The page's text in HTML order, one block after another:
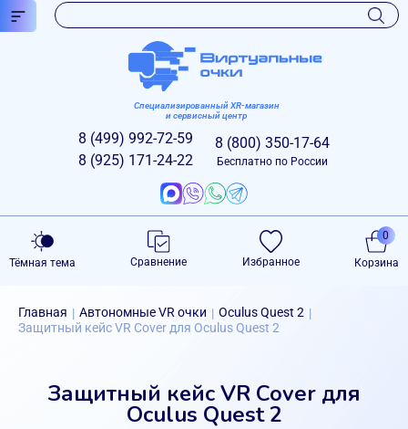
Специализированный XR-магазин
и сервисный центр
8 (499) 992-72-59
8 (925) 171-24-22
8 (800) 350-17-64
Бесплатно по России
Тёмная тема Сравнение Избранное Корзина
0
Главная | Автономные VR очки | Oculus Quest 2 |
Защитный кейс VR Cover для Oculus Quest 2
Защитный кейс VR Cover для
Oculus Quest 2